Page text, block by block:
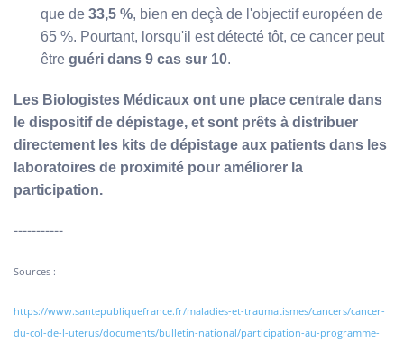
que de 33,5 %, bien en deçà de l'objectif européen de
65 %. Pourtant, lorsqu'il est détecté tôt, ce cancer peut
être guéri dans 9 cas sur 10.
Les Biologistes Médicaux ont une place centrale dans
le dispositif de dépistage, et sont prêts à distribuer
directement les kits de dépistage aux patients dans les
laboratoires de proximité pour améliorer la
participation.
-----------
Sources :
https://www.santepubliquefrance.fr/maladies-et-traumatismes/cancers/cancer-
du-col-de-l-uterus/documents/bulletin-national/participation-au-programme-